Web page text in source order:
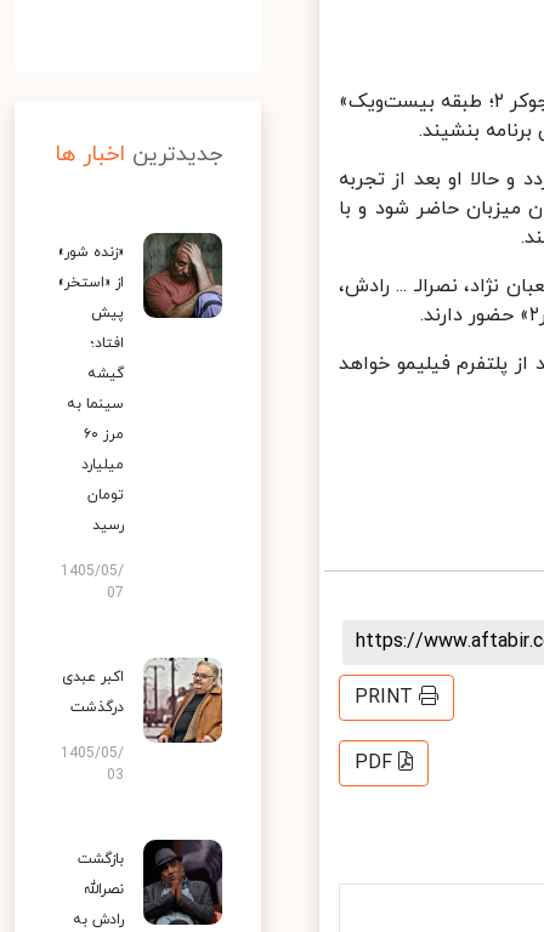
پس از فصل اول «جوکر» با اجرای سیامک انصاری، حالا این مسابقه با نام «جوکر ۲؛ طبقه بیست‌ویک»
بنشیند.
حالا او بعد از تجربه
حاضر شود و با
نصرالـ ... رادش،
به میزبانی احسان علیخانی، چهارشنبه ١۶ خرداد از پلتفرم فیلیمو خواهد
https://
PRINT
PDF
جدیدترین اخبار ها
«زنده شور»
از «استخر»
پیش
افتاد؛
گیشه
سینما به
مرز ۶۰
میلیارد
تومان
رسید
1405/05/
07
اکبر عبدی
درگذشت
1405/05/
03
بازگشت
نصرالله
رادش به